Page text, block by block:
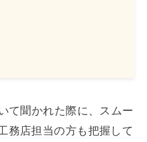
て聞かれた際に、スムー
務店担当の方も把握して